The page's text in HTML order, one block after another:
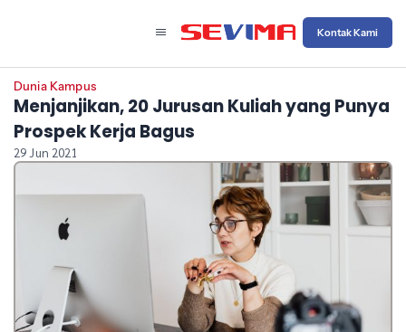
Kontak Kami
Dunia Kampus
Menjanjikan, 20 Jurusan Kuliah yang Punya
Prospek Kerja Bagus
29 Jun 2021